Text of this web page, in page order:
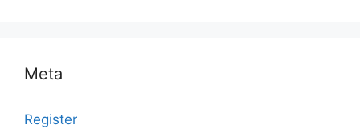
Meta
Register